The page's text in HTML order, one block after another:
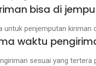
bisa di
untuk penjemputan kiriman
waktu
sesuai yang